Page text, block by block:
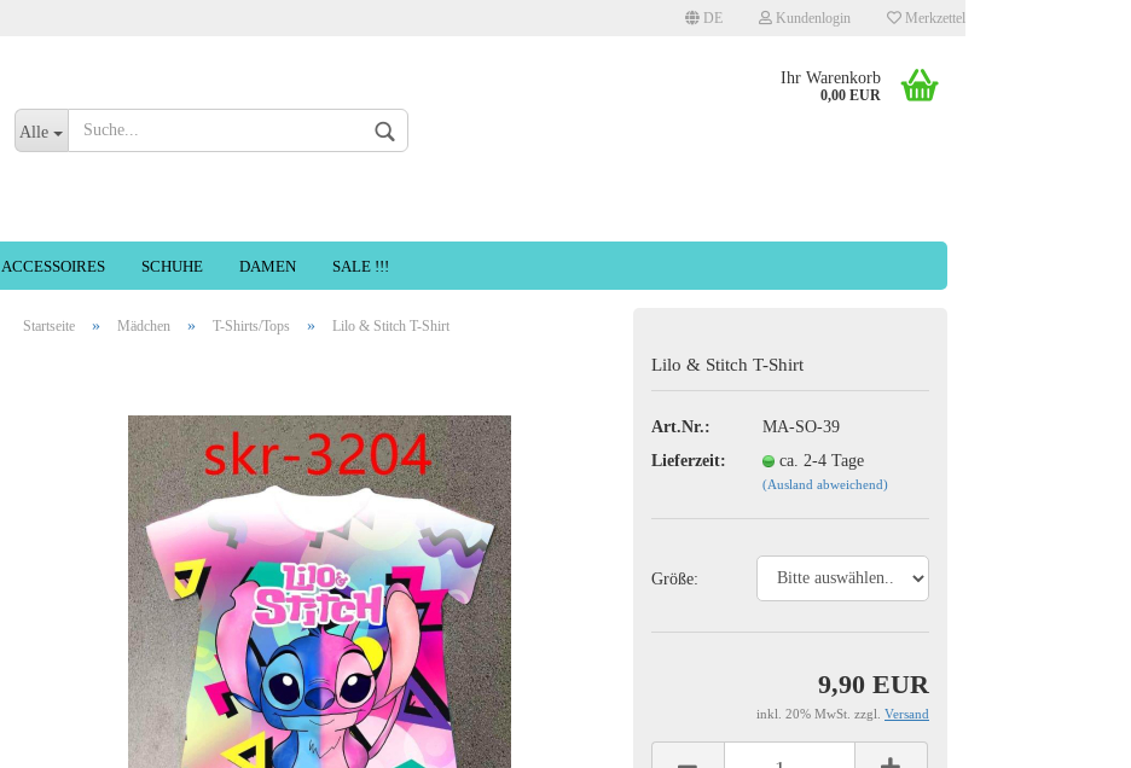
DE Kundenlogin Merkzettel
Alle
Ihr Warenkorb
0,00 EUR
ACCESSOIRES SCHUHE DAMEN SALE !!!
Startseite » Mädchen » T-Shirts/Tops » Lilo & Stitch T-Shirt
Lilo & Stitch T-Shirt
Art.Nr.:
MA-SO-39
Lieferzeit:
ca. 2-4 Tage
(Ausland abweichend)
Größe:
9,90 EUR
inkl. 20% MwSt. zzgl. Versand